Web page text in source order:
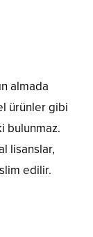
almada
ürünler gibi
bulunmaz.
lisanslar,
edilir.